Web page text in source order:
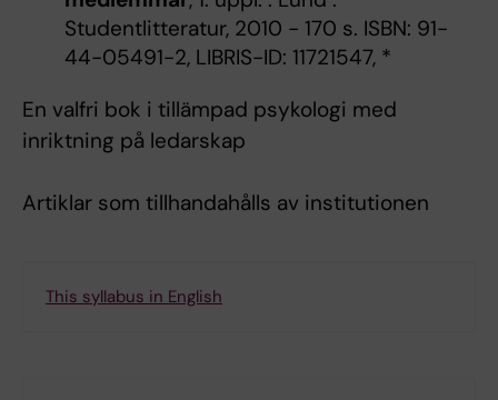
Studentlitteratur, 2010 - 170 s. ISBN: 91-
44-05491-2, LIBRIS-ID: 11721547, *
En valfri bok i tillämpad psykologi med
inriktning på ledarskap
Artiklar som tillhandahålls av institutionen
This syllabus in English